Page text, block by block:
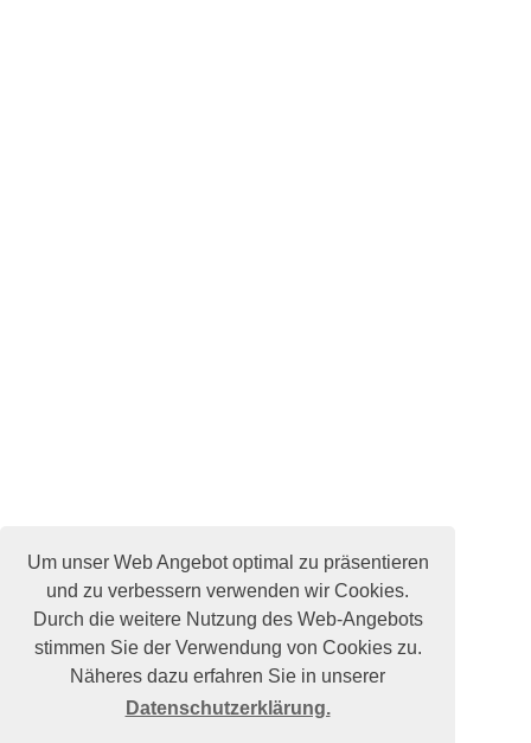
Um unser Web Angebot optimal zu präsentieren
und zu verbessern verwenden wir Cookies.
Durch die weitere Nutzung des Web-Angebots
stimmen Sie der Verwendung von Cookies zu.
Näheres dazu erfahren Sie in unserer
Datenschutzerklärung.